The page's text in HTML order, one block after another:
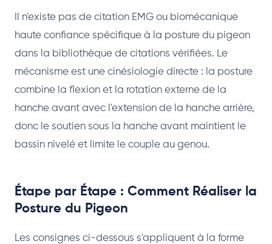
Il n'existe pas de citation EMG ou biomécanique
haute confiance spécifique à la posture du pigeon
dans la bibliothèque de citations vérifiées. Le
mécanisme est une cinésiologie directe : la posture
combine la flexion et la rotation externe de la
hanche avant avec l'extension de la hanche arrière,
donc le soutien sous la hanche avant maintient le
bassin nivelé et limite le couple au genou.
Étape par Étape : Comment Réaliser la
Posture du Pigeon
Les consignes ci-dessous s'appliquent à la forme